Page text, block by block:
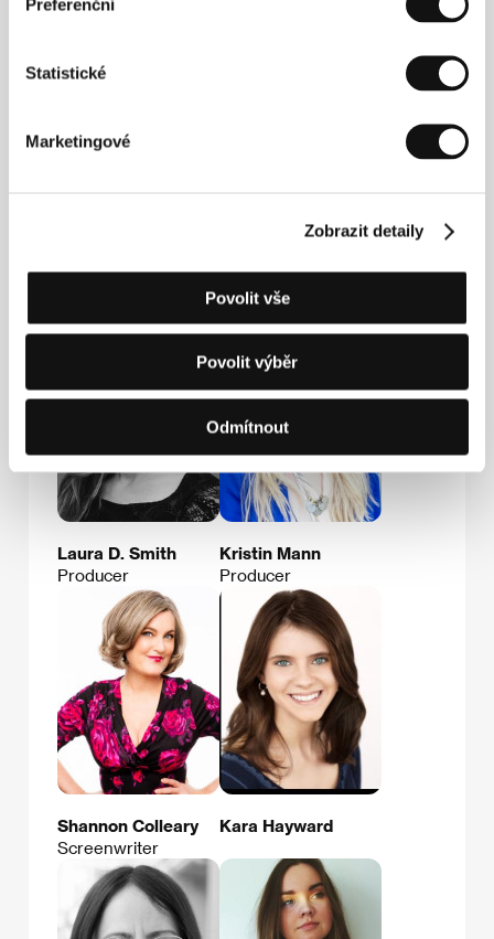
Preferenční
Statistické
Marketingové
Zobrazit detaily
Povolit vše
Povolit výběr
Odmítnout
Press kit
Laura D. Smith
Producer
Kristin Mann
Producer
Shannon Colleary
Screenwriter
Kara Hayward